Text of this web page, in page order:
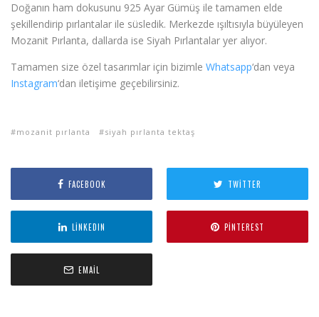
​Doğanın ham dokusunu 925 Ayar Gümüş ile tamamen elde
şekillendirip pırlantalar ile süsledik. Merkezde ışıltısıyla büyüleyen
Mozanit Pırlanta, dallarda ise Siyah Pırlantalar yer alıyor.
Tamamen size özel tasarımlar için bizimle Whatsapp‘dan veya
Instagram‘dan iletişime geçebilirsiniz.
mozanit pırlanta siyah pırlanta tektaş
FACEBOOK TWITTER
LINKEDIN PINTEREST
EMAIL